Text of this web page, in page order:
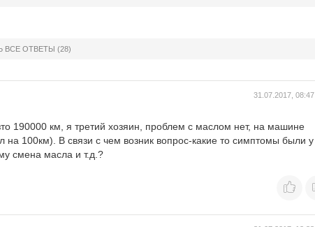
ВСЕ ОТВЕТЫ (28)
31.07.2017, 08:47
190000 км, я третий хозяин, проблем с маслом нет, на машине
на 100км). В связи с чем возник вопрос-какие то симптомы были у
смена масла и т.д.?